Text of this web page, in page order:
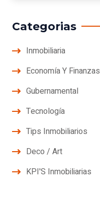
Categorias
Inmobiliaria
Economía Y Finanzas
Gubernamental
Tecnología
Tips Inmobiliarios
Deco / Art
KPI'S Inmobiliarias